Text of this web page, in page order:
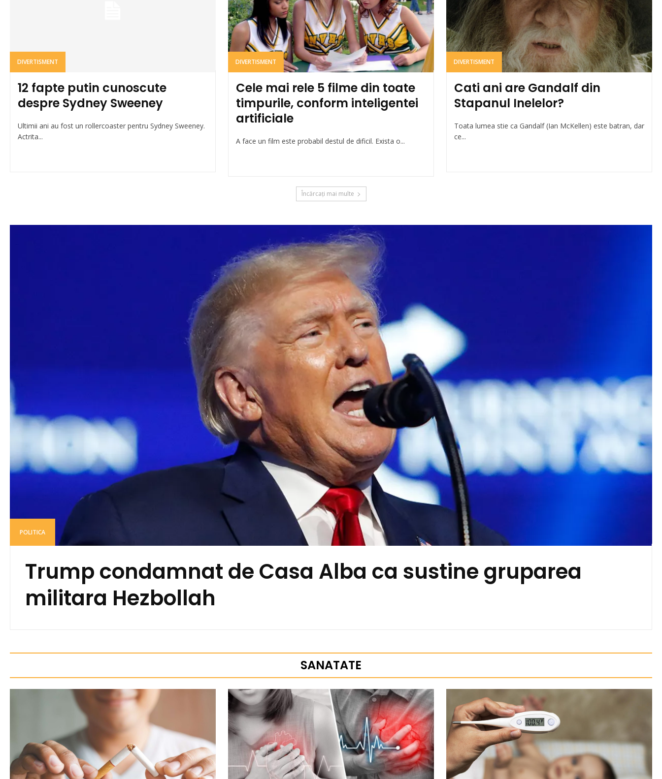
DIVERTISMENT
12 fapte putin cunoscute
despre Sydney Sweeney
Ultimii ani au fost un rollercoaster pentru Sydney Sweeney.
Actrita...
DIVERTISMENT
Cele mai rele 5 filme din toate
timpurile, conform inteligentei
artificiale
A face un film este probabil destul de dificil. Exista o...
DIVERTISMENT
Cati ani are Gandalf din
Stapanul Inelelor?
Toata lumea stie ca Gandalf (Ian McKellen) este batran, dar
ce...
Încărcați mai multe
POLITICA
Trump condamnat de Casa Alba ca sustine gruparea
militara Hezbollah
SANATATE